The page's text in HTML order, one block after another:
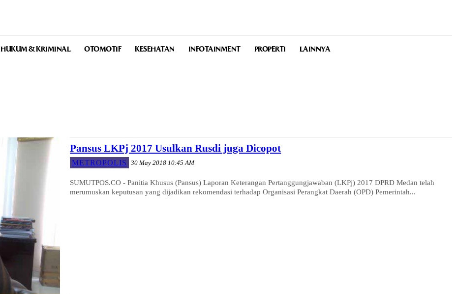
HUKUM & KRIMINAL OTOMOTIF KESEHATAN INFOTAINMENT PROPERTI LAINNYA
Pansus LKPj 2017 Usulkan Rusdi juga Dicopot
METROPOLIS 30 May 2018 10:45 AM
SUMUTPOS.CO - Panitia Khusus (Pansus) Laporan Keterangan Pertanggungjawaban (LKPj) 2017 DPRD Medan telah
merumuskan keputusan yang dijadikan rekomendasi terhadap Organisasi Perangkat Daerah (OPD) Pemerintah...